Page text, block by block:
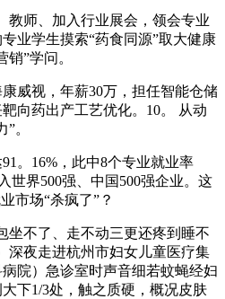
师、加入行业展会，领会专业
业学生摸索“药食同源”取大健康
”学问。
威视，年薪30万，担任智能仓储
向药出产工艺优化。10。 从动
。
。16%，此中8个专业就业率
世界500强、中国500强企业。这
市场“杀疯了”？
不了、走不动三更还疼到睡不
夜走进杭州市妇女儿童医疗集
院）急诊室时声音细若蚊蝇经妇
下1/3处，触之质硬，概况皮肤